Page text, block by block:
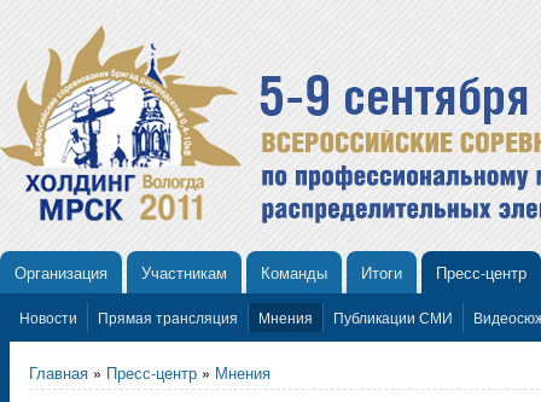
Организация Участникам Команды Итоги Пресс-центр
Новости Прямая трансляция Мнения Публикации СМИ
Главная » Пресс-центр » Мнения